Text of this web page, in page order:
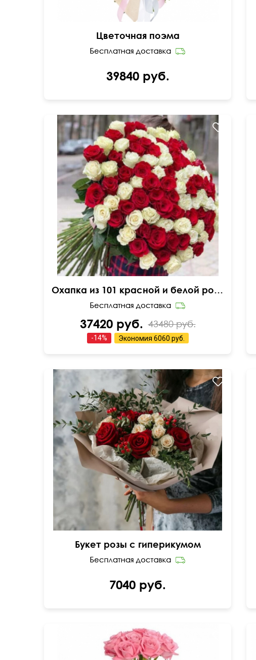
Цветочная поэма
39840 руб.
Доставим в день заказа
Охапка из 101 красной и белой розы
37420 руб. 43480 руб.
-14% Экономия 6060 руб.
40 см 45 см
Букет розы с гиперикумом
7040 руб.